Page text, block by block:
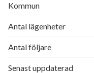
Kommun
Antal lägenheter
Antal följare
Senast uppdaterad